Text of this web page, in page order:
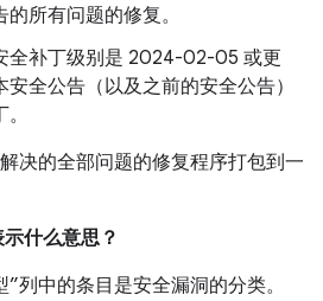
所有问题的修复。
全补丁级别是 2024-02-05 或更
全公告（以及之前的安全公告）
决的全部问题的修复程序打包到一
什么意思？
列中的条目是安全漏洞的分类。